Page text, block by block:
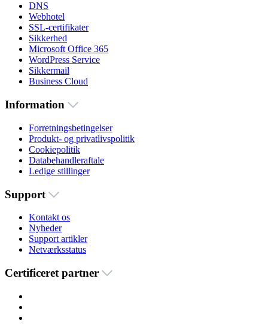
DNS
Webhotel
SSL-certifikater
Sikkerhed
Microsoft Office 365
WordPress Service
Sikkermail
Business Cloud
Information
Forretningsbetingelser
Produkt- og privatlivspolitik
Cookiepolitik
Databehandleraftale
Ledige stillinger
Support
Kontakt os
Nyheder
Support artikler
Netværksstatus
Certificeret partner